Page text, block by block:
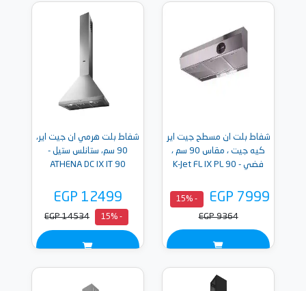
شفاط بلت ان مسطح جيت اير
كيه جيت ، مقاس 90 سم ،
فضي - K-Jet FL IX PL 90
EGP 7999
- 15%
EGP 9364
شفاط بلت هرمي ان جيت اير،
90 سم، ستانلس ستيل -
ATHENA DC IX IT 90
EGP 12499
- 15%
EGP 14534